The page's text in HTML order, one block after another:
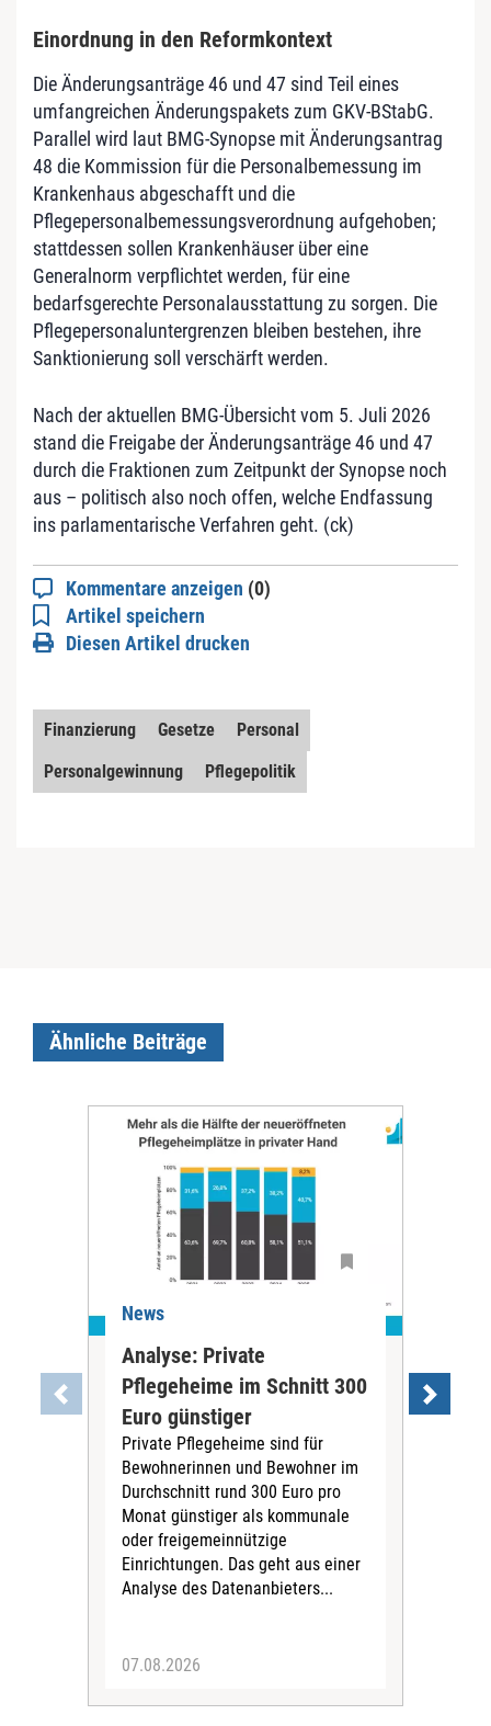
Einordnung in den Reformkontext
Die Änderungsanträge 46 und 47 sind Teil eines
umfangreichen Änderungspakets zum GKV-BStabG.
Parallel wird laut BMG-Synopse mit Änderungsantrag
48 die Kommission für die Personalbemessung im
Krankenhaus abgeschafft und die
Pflegepersonalbemessungsverordnung aufgehoben;
stattdessen sollen Krankenhäuser über eine
Generalnorm verpflichtet werden, für eine
bedarfsgerechte Personalausstattung zu sorgen. Die
Pflegepersonaluntergrenzen bleiben bestehen, ihre
Sanktionierung soll verschärft werden.
Nach der aktuellen BMG-Übersicht vom 5. Juli 2026
stand die Freigabe der Änderungsanträge 46 und 47
durch die Fraktionen zum Zeitpunkt der Synopse noch
aus – politisch also noch offen, welche Endfassung
ins parlamentarische Verfahren geht. (ck)
Kommentare anzeigen (0)
Artikel speichern
Diesen Artikel drucken
Finanzierung Gesetze
Personal
Personalgewinnung
Pflegepolitik
Ähnliche Beiträge
News
Analyse: Private
Pflegeheime im Schnitt 300
Euro günstiger
Private Pflegeheime sind für
Bewohnerinnen und Bewohner im
Durchschnitt rund 300 Euro pro
Monat günstiger als kommunale
oder freigemeinnützige
Einrichtungen. Das geht aus einer
Analyse des Datenanbieters...
07.08.2026